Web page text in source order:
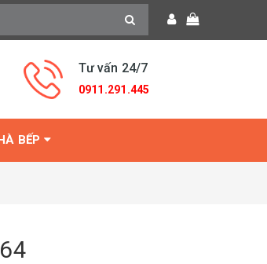
Tư vấn 24/7
0911.291.445
BẾP